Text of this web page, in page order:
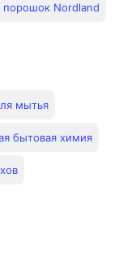
Nordland
мытья
бытовая химия